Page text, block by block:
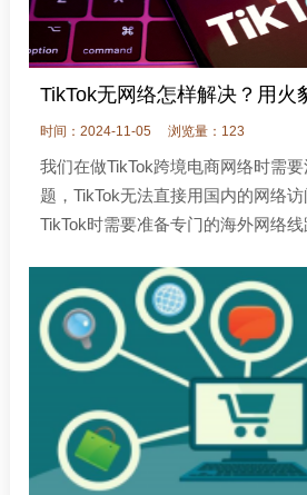
TikTok无网络怎样解决？用火
时间：2024-11-05 浏览量：123
我们在做TikTok跨境电商网络时需
题，TikTok无法直接用国内的网络
TikTok时需要准备专门的海外网络